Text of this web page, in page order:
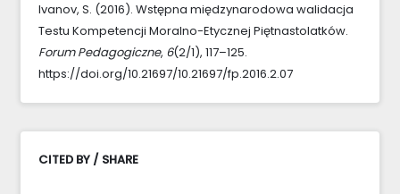
Ivanov, S. (2016). Wstępna międzynarodowa walidacja
Testu Kompetencji Moralno-Etycznej Piętnastolatków.
Forum Pedagogiczne, 6(2/1), 117–125.
https://doi.org/10.21697/10.21697/fp.2016.2.07
CITED BY / SHARE